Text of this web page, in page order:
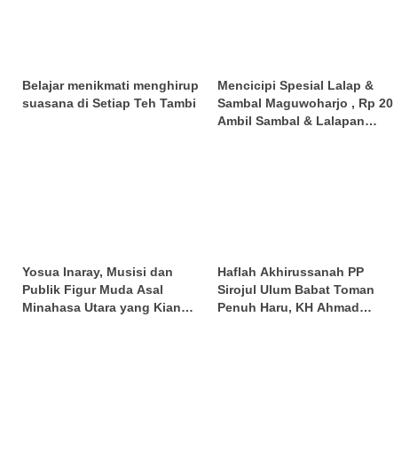
Belajar menikmati menghirup
suasana di Setiap Teh Tambi
Mencicipi Spesial Lalap &
Sambal Maguwoharjo , Rp 20
Ambil Sambal & Lalapan
Yosua Inaray, Musisi dan
Publik Figur Muda Asal
Minahasa Utara yang Kian
Haflah Akhirussanah PP
Sirojul Ulum Babat Toman
Penuh Haru, KH Ahmad